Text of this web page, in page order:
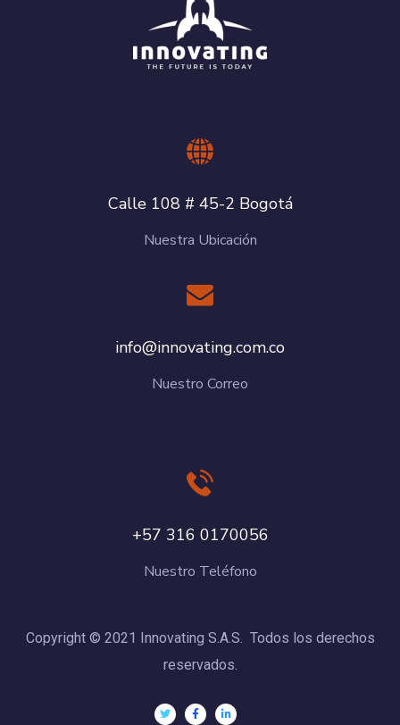
Calle 108 # 45-2 Bogotá
Nuestra Ubicación
info@innovating.com.co
Nuestro Correo
+57 316 0170056
Nuestro Teléfono
Copyright © 2021 Innovating S.A.S. Todos los derechos
reservados.